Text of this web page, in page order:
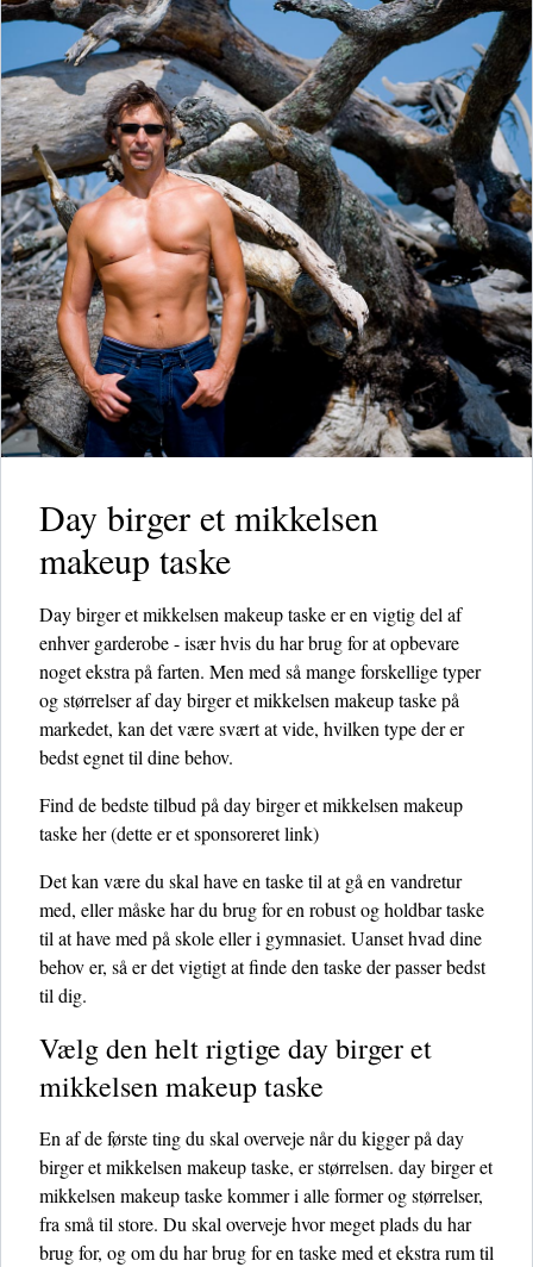
Day birger et mikkelsen
makeup taske
Day birger et mikkelsen makeup taske er en vigtig del af
enhver garderobe - især hvis du har brug for at opbevare
noget ekstra på farten. Men med så mange forskellige typer
og størrelser af day birger et mikkelsen makeup taske på
markedet, kan det være svært at vide, hvilken type der er
bedst egnet til dine behov.
Find de bedste tilbud på day birger et mikkelsen makeup
taske her(dette er et sponsoreret link)
Det kan være du skal have en taske til at gå en vandretur
med, eller måske har du brug for en robust og holdbar taske
til at have med på skole eller i gymnasiet. Uanset hvad dine
behov er, så er det vigtigt at finde den taske der passer bedst
til dig.
Vælg den helt rigtige day birger et
mikkelsen makeup taske
En af de første ting du skal overveje når du kigger på day
birger et mikkelsen makeup taske, er størrelsen. day birger et
mikkelsen makeup taske kommer i alle former og størrelser,
fra små til store. Du skal overveje hvor meget plads du har
brug for, og om du har brug for en taske med et ekstra rum til